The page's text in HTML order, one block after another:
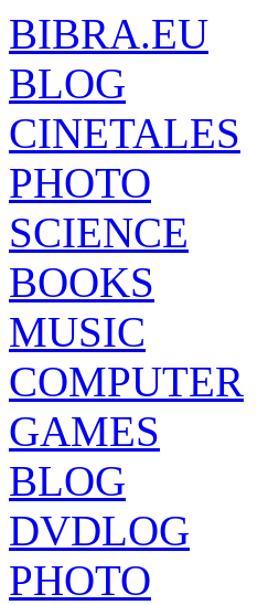
BIBRA.EU
BLOG
CINETALES
PHOTO
SCIENCE
BOOKS
MUSIC
COMPUTER
GAMES
BLOG
DVDLOG
PHOTO